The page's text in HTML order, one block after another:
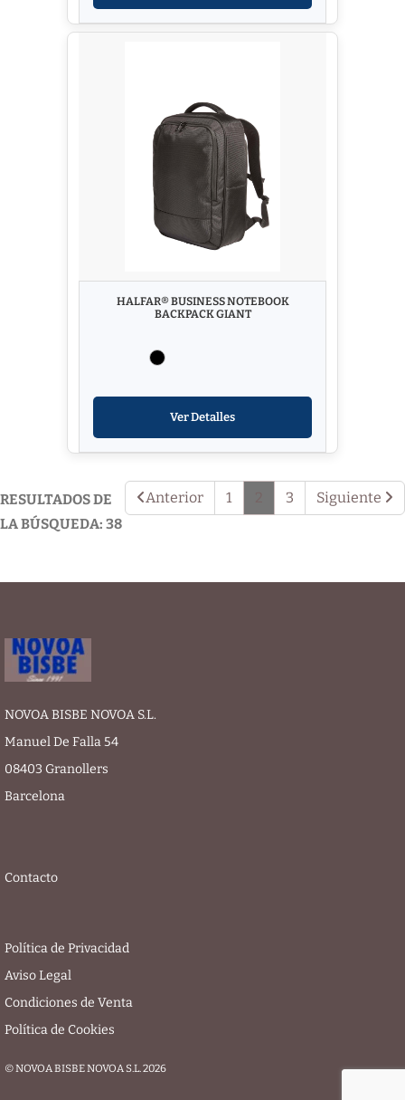
HALFAR® BUSINESS NOTEBOOK
BACKPACK GIANT
Ver Detalles
Anterior 1 3 Siguiente
RESULTADOS DE
LA BÚSQUEDA: 38
NOVOA BISBE NOVOA S.L.
Manuel De Falla 54
08403 Granollers
Barcelona
Contacto
Política de Privacidad
Aviso Legal
Condiciones de Venta
Política de Cookies
© NOVOA BISBE NOVOA S.L. 2026